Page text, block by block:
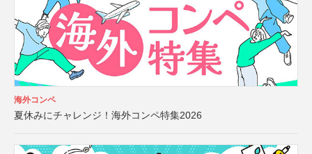
海外コンペ
夏休みにチャレンジ！海外コンペ特集2026